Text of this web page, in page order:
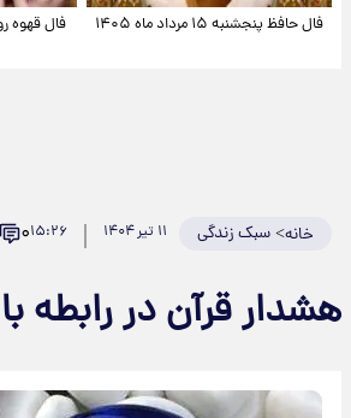
فال حافظ پنجشنبه ۱۵ مرداد ماه ۱۴۰۵
خانه>سبک زندگی ۱۱ تیر ۱۴۰۴ ۱۵:۲۶۰
هشدار قرآن در رابطه